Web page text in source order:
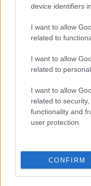
device identifiers
I want to allow
related to
I want to allow
related to
I want to allow
related to
functionality and
user protection.
CONFIRM
ΑΣΕΠ: Εξ
ειδήσεις.
Βάλε το